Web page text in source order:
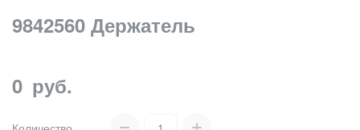
9842560 Держатель
0 руб.